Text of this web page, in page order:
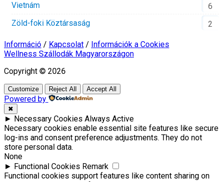
Vietnám
6
Zöld-foki Köztársaság
2
Információ / Kapcsolat / Információk a Cookies
Wellness Szállodák Magyarországon
Copyright © 2026
Customize Reject All Accept All
Powered by
✖
► Necessary Cookies Always Active
Necessary cookies enable essential site features like secure
log-ins and consent preference adjustments. They do not
store personal data.
None
► Functional Cookies Remark
Functional cookies support features like content sharing on